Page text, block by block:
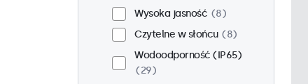
Wysoka jasność
8
Czytelne w słońcu
8
Wodoodporność (IP65)
29